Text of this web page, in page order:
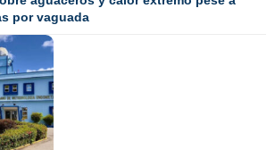
por vaguada